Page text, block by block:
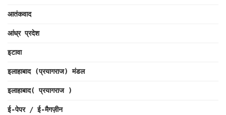
आतंकवाद
आंध्र प्रदेश
इटावा
इलाहाबाद (प्रयागराज) मंडल
इलाहाबाद( प्रयागराज )
ई-पेपर / ई-मैगज़ीन